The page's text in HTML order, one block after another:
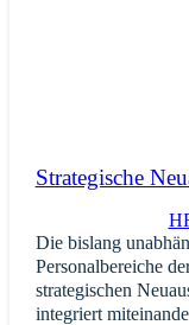
Strategische
Die bislang
Personalbereiche
strategischen
integriert